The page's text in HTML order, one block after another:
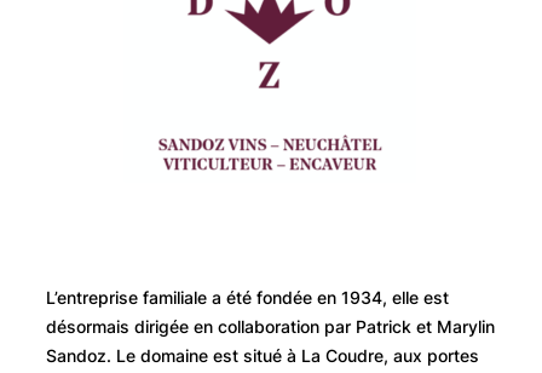
L’entreprise familiale a été fondée en 1934, elle est
désormais dirigée en collaboration par Patrick et Marylin
Sandoz. Le domaine est situé à La Coudre, aux portes